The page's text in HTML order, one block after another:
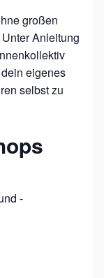
großen
Anleitung
eigenes
selbst zu
-